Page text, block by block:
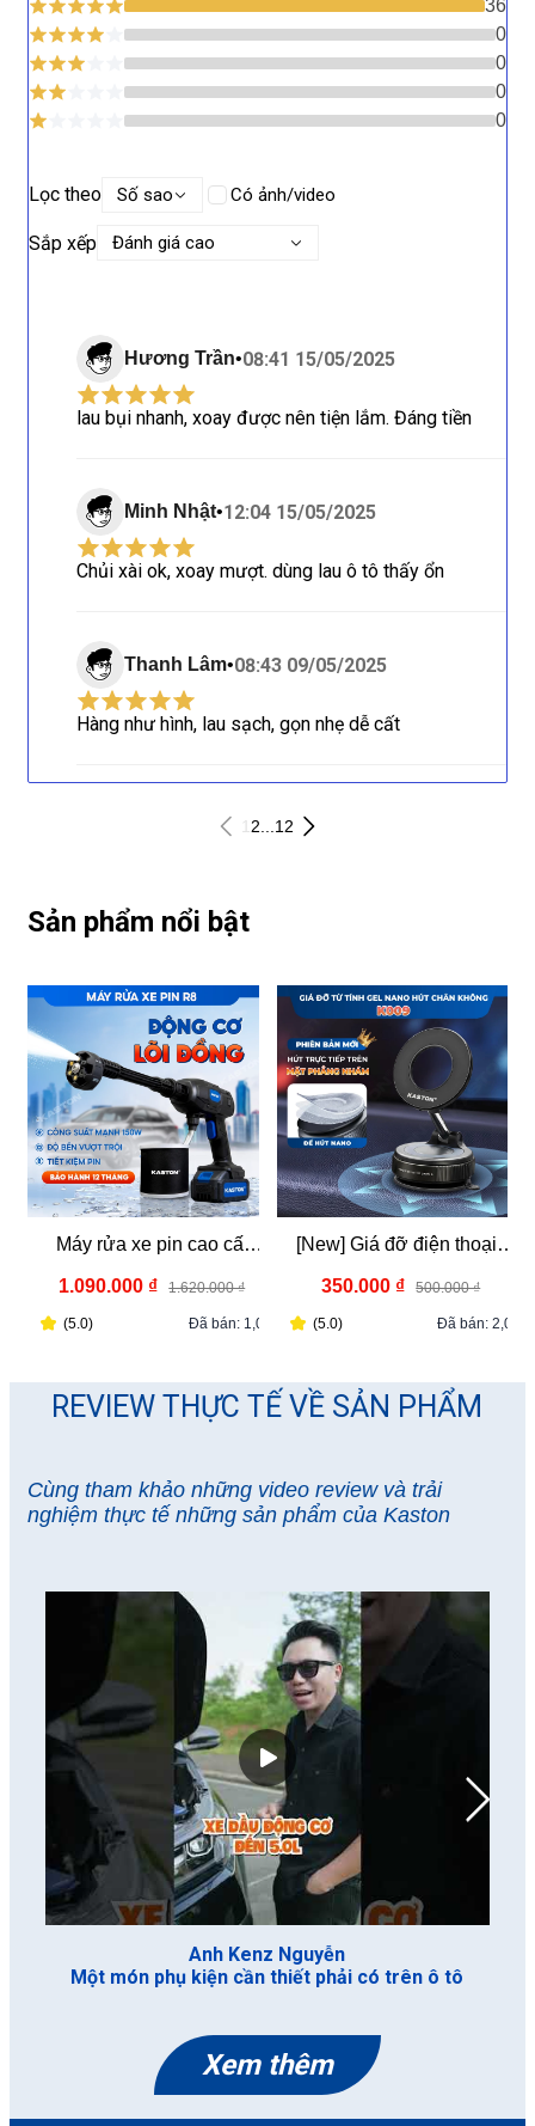
36
0
0
0
0
Lọc theo Số sao Có ảnh/video
Sắp xếp Đánh giá cao
Hương Trần•08:41 15/05/2025
lau bụi nhanh, xoay được nên tiện lắm. Đáng tiền
Minh Nhật•12:04 15/05/2025
Chủi xài ok, xoay mượt. dùng lau ô tô thấy ổn
Thanh Lâm•08:43 09/05/2025
Hàng như hình, lau sạch, gọn nhẹ dễ cất
1 2 12
Sản phẩm nổi bật
Máy rửa xe pin cao cấp
Kaston - R8 - Kèm pin, nhỏ
công nghệ Đức bền bỉ
1.090.000 ₫ 1.620.000 ₫
(5.0) Đã bán: 1,0k
[New] Giá đỡ điện thoại ô
tô Kaston - K009 - Keo
chân không, xoay 360° gấp
350.000 ₫ 500.000 ₫
(5.0) Đã bán: 2,0k
REVIEW THỰC TẾ VỀ SẢN PHẨM
Cùng tham khảo những video review và trải
nghiệm thực tế những sản phẩm của Kaston
Anh Kenz Nguyễn
Một món phụ kiện cần thiết phải có trên ô tô
Xem thêm